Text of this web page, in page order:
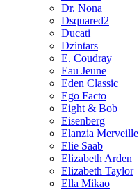
Dr. Nona
Dsquared2
Ducati
Dzintars
E. Coudray
Eau Jeune
Eden Classic
Ego Facto
Eight & Bob
Eisenberg
Elanzia Merveille
Elie Saab
Elizabeth Arden
Elizabeth Taylor
Ella Mikao